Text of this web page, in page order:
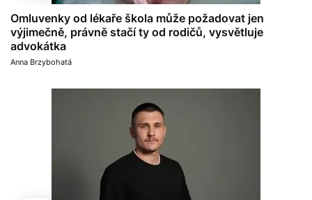
Omluvenky od lékaře škola může požadovat jen
výjimečně, právně stačí ty od rodičů, vysvětluje
advokátka
Anna Brzybohatá